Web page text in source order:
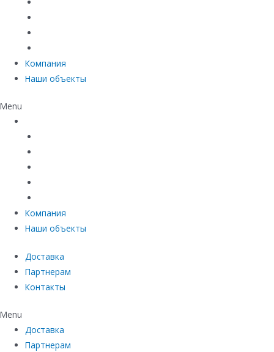
Компания
Наши объекты
Menu
Компания
Наши объекты
Доставка
Партнерам
Контакты
Menu
Доставка
Партнерам